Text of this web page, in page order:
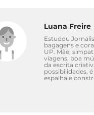
Luana Freire
Estudou
bagagens e
UP. Mãe,
viagens, boa
da escrita
possibilidades,
espalha e